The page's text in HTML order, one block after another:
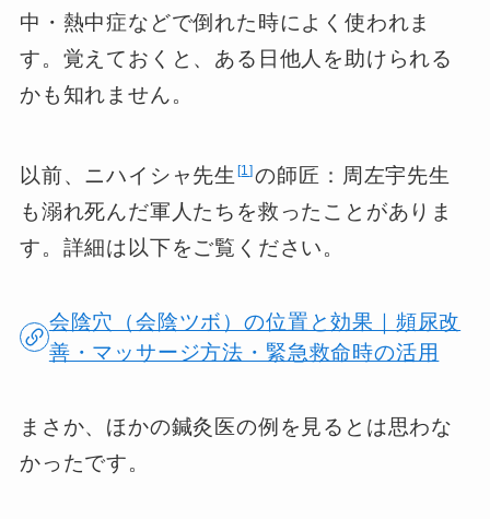
中・熱中症などで倒れた時によく使われま
す。覚えておくと、ある日他人を助けられる
かも知れません。
以前、ニハイシャ先生 1 の師匠：周左宇先生
も溺れ死んだ軍人たちを救ったことがありま
す。詳細は以下をご覧ください。
会陰穴（会陰ツボ）の位置と効果｜頻尿改
善・マッサージ方法・緊急救命時の活用
まさか、ほかの鍼灸医の例を見るとは思わな
かったです。